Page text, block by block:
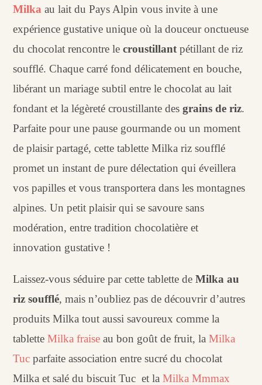
Milka au lait du Pays Alpin vous invite à une
expérience gustative unique où la douceur onctueuse
du chocolat rencontre lecroustillant pétillant de riz
soufflé. Chaque carré fond délicatement en bouche,
libérant un mariage subtil entre le chocolat au lait
fondant et la légèreté croustillante desgrains de riz.
Parfaite pour une pause gourmande ou un moment
de plaisir partagé, cette tablette Milka riz soufflé
promet un instant de pure délectation qui éveillera
vos papilles et vous transportera dans les montagnes
alpines. Un petit plaisir qui se savoure sans
modération, entre tradition chocolatière et
innovation gustative !
Laissez-vous séduire par cette tablette deMilka au
riz soufflé, mais n’oubliez pas de découvrir d’autres
produits Milka tout aussi savoureux comme la
tabletteMilka fraise au bon goût de fruit, laMilka
Tuc parfaite association entre sucré du chocolat
Milka et salé du biscuit Tuc et laMilka Mmmax